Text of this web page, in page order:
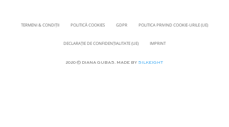
TERMENI & CONDIȚII POLITICĂ COOKIES GDPR POLITICA PRIVIND COOKIE-URILE (UE)
DECLARAȚIE DE CONFIDENȚIALITATE (UE) IMPRINT
2020 © DIANA GUBAS. MADE BY SILKEIGHT